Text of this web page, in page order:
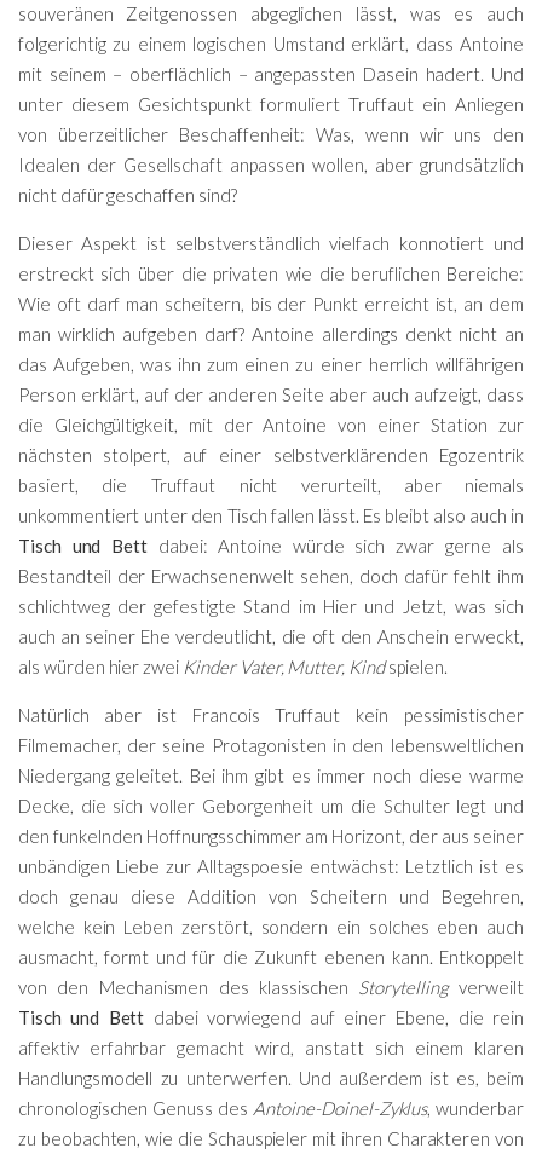
souveränen Zeitgenossen abgeglichen lässt, was es auch
folgerichtig zu einem logischen Umstand erklärt, dass Antoine
mit seinem – oberflächlich – angepassten Dasein hadert. Und
unter diesem Gesichtspunkt formuliert Truffaut ein Anliegen
von überzeitlicher Beschaffenheit: Was, wenn wir uns den
Idealen der Gesellschaft anpassen wollen, aber grundsätzlich
nicht dafür geschaffen sind?
Dieser Aspekt ist selbstverständlich vielfach konnotiert und
erstreckt sich über die privaten wie die beruflichen Bereiche:
Wie oft darf man scheitern, bis der Punkt erreicht ist, an dem
man wirklich aufgeben darf? Antoine allerdings denkt nicht an
das Aufgeben, was ihn zum einen zu einer herrlich willfährigen
Person erklärt, auf der anderen Seite aber auch aufzeigt, dass
die Gleichgültigkeit, mit der Antoine von einer Station zur
nächsten stolpert, auf einer selbstverklärenden Egozentrik
basiert, die Truffaut nicht verurteilt, aber niemals
unkommentiert unter den Tisch fallen lässt. Es bleibt also auch in
Tisch und Bett dabei: Antoine würde sich zwar gerne als
Bestandteil der Erwachsenenwelt sehen, doch dafür fehlt ihm
schlichtweg der gefestigte Stand im Hier und Jetzt, was sich
auch an seiner Ehe verdeutlicht, die oft den Anschein erweckt,
als würden hier zwei Kinder Vater, Mutter, Kindspielen.
Natürlich aber ist Francois Truffaut kein pessimistischer
Filmemacher, der seine Protagonisten in den lebensweltlichen
Niedergang geleitet. Bei ihm gibt es immer noch diese warme
Decke, die sich voller Geborgenheit um die Schulter legt und
den funkelnden Hoffnungsschimmer am Horizont, der aus seiner
unbändigen Liebe zur Alltagspoesie entwächst: Letztlich ist es
doch genau diese Addition von Scheitern und Begehren,
welche kein Leben zerstört, sondern ein solches eben auch
ausmacht, formt und für die Zukunft ebenen kann. Entkoppelt
von den Mechanismen des klassischen
Storytellingverweilt
Tisch und Bett dabei vorwiegend auf einer Ebene, die rein
affektiv erfahrbar gemacht wird, anstatt sich einem klaren
Handlungsmodell zu unterwerfen. Und außerdem ist es, beim
chronologischen Genuss des Antoine-Doinel-Zyklus, wunderbar
zu beobachten, wie die Schauspieler mit ihren Charakteren von